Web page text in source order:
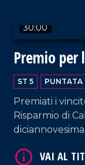
30:00
Premio per
ST 5 PUNTATA
Premiati i
Risparmio di
VAI AL TITOLO